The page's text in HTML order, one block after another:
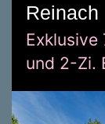
Reinach
Exklusive
und 2-Zi.